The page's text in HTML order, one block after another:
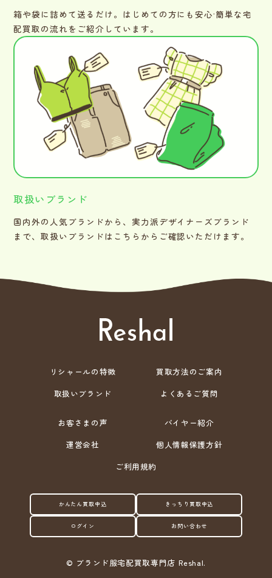
箱や袋に詰めて送るだけ。はじめての方にも安心·簡単な宅
配買取の流れをご紹介しています。
取扱いブランド
国内外の人気ブランドから、実力派デザイナーズブランド
まで、取扱いブランドはこちらからご確認いただけます。
リシャールの特徴
買取方法のご案内
取扱いブランド
よくあるご質問
お客さまの声
バイヤー紹介
運営会社
個人情報保護方針
ご利用規約
かんたん買取申込 きっちり買取申込
ログイン お問い合わせ
© ブランド服宅配買取専門店 Reshal.